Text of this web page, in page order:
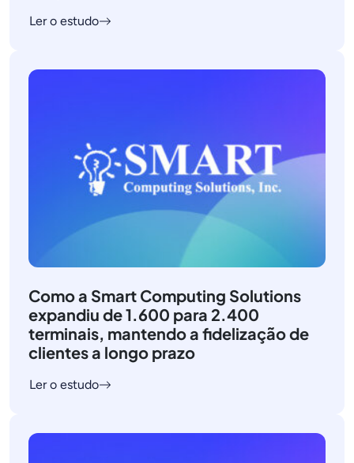
Ler o estudo
Como a Smart Computing Solutions
expandiu de 1.600 para 2.400
terminais, mantendo a fidelização de
clientes a longo prazo
Ler o estudo